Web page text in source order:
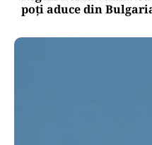
poți aduce din